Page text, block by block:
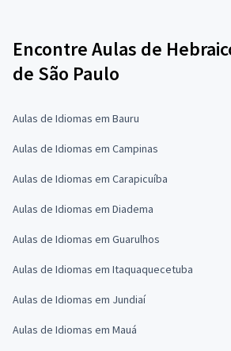
Encontre Aulas de
de São Paulo
Aulas de Idiomas em Bauru
Aulas de Idiomas em Campinas
Aulas de Idiomas em Carapicuíba
Aulas de Idiomas em Diadema
Aulas de Idiomas em Guarulhos
Aulas de Idiomas em Itaquaquecetuba
Aulas de Idiomas em Jundiaí
Aulas de Idiomas em Mauá